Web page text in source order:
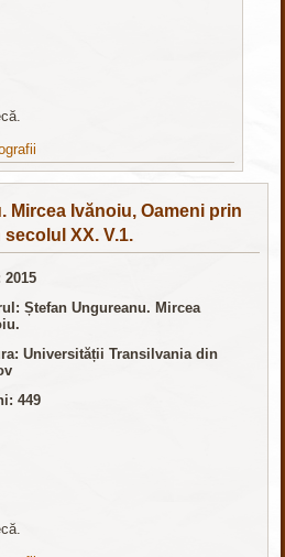
Mircea Ivănoiu, Oameni prin
XX. V.1.
2015
Ștefan Ungureanu. Mircea
Universității Transilvania din
449